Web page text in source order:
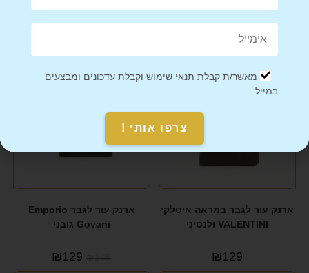
מוצרים קשורים
ארנק עור לגבר במראה איטלקי
VALENTINI ולנטיני
₪129
ארנק עור לגבר Emporio
Govani גובני
₪179
₪129
מאשר/ת קבלת תנאי שימוש וקבלת עדכונים ומבצעים
במייל
צרפו אותי !